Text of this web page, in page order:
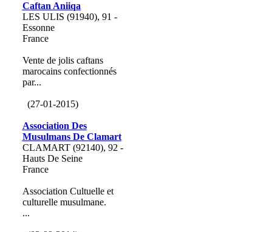
Caftan Aniiqa
LES ULIS (91940), 91 -
Essonne
France
Vente de jolis caftans
marocains confectionnés
par...
(27-01-2015)
Association Des
Musulmans De Clamart
CLAMART (92140), 92 -
Hauts De Seine
France
Association Cultuelle et
culturelle musulmane.
...